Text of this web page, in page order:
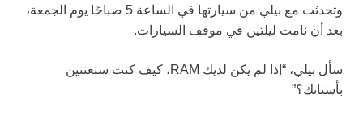
وتحدثت مع بيلي من سيارتها في الساعة 5 صباحًا يوم الجمعة،
بعد أن نامت ليلتين في موقف السيارات.
سأل بيلي، “إذا لم يكن لديك RAM، كيف كنت ستعتنين
بأسنانك؟”